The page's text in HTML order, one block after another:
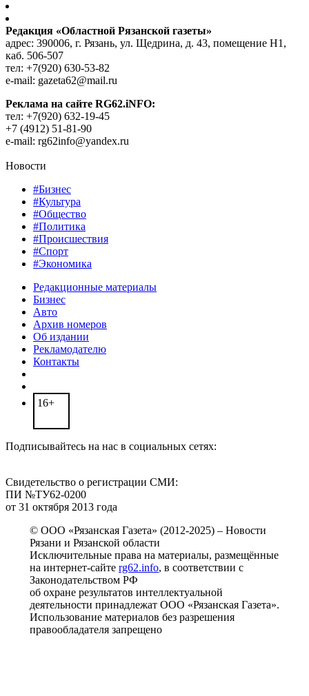
Редакция «Областной Рязанской газеты»
адрес: 390006, г. Рязань, ул. Щедрина, д. 43, помещение Н1,
каб. 506-507
тел: +7(920) 630-53-82
e-mail: gazeta62@mail.ru
Реклама на сайте RG62.iNFO:
тел: +7(920) 632-19-45
+7 (4912) 51-81-90
e-mail: rg62info@yandex.ru
Новости
#Бизнес
#Культура
#Общество
#Политика
#Происшествия
#Спорт
#Экономика
Редакционные материалы
Бизнес
Авто
Архив номеров
Об издании
Рекламодателю
Контакты
16+
Подписывайтесь на нас в социальных сетях:
Свидетельство о регистрации СМИ:
ПИ №ТУ62-0200
от 31 октября 2013 года
© ООО «Рязанская Газета» (2012-2025) – Новости
Рязани и Рязанской области
Исключительные права на материалы, размещённые
на интернет-сайте rg62.info, в соответствии с
Законодательством РФ
об охране результатов интеллектуальной
деятельности принадлежат ООО «Рязанская Газета».
Использование материалов без разрешения
правообладателя запрещено